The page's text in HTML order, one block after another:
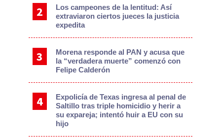
Los campeones de la lentitud: Así
extraviaron ciertos jueces la justicia
expedita
Morena responde al PAN y acusa que
la “verdadera muerte” comenzó con
Felipe Calderón
Expolicía de Texas ingresa al penal de
Saltillo tras triple homicidio y herir a
su expareja; intentó huir a EU con su
hijo